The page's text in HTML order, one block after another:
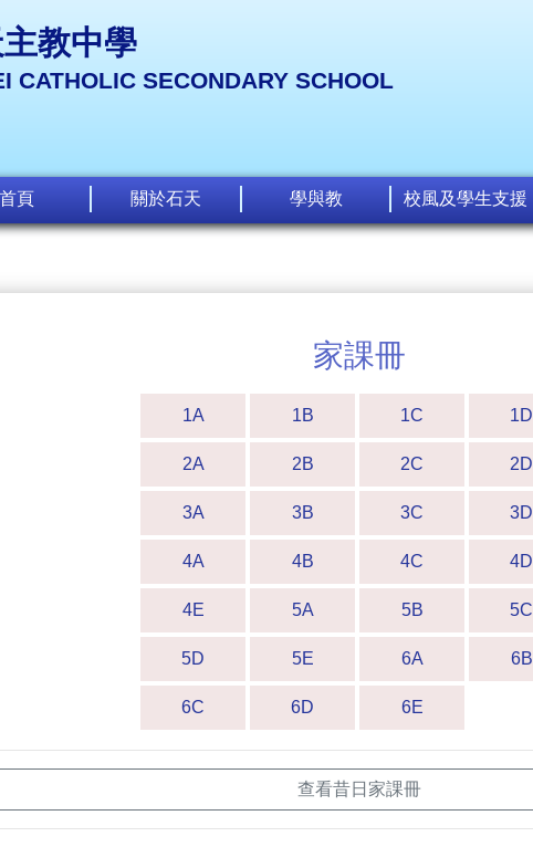
教中學
CATHOLIC SECONDARY SCHOOL
首頁 關於石天 學與教 校風及學生支援
家課冊
1A 1B 1C 1D
2A 2B 2C 2D
3A 3B 3C 3D
4A 4B 4C 4D
4E 5A 5B 5C
5D 5E 6A 6B
6C 6D 6E
查看昔日家課冊